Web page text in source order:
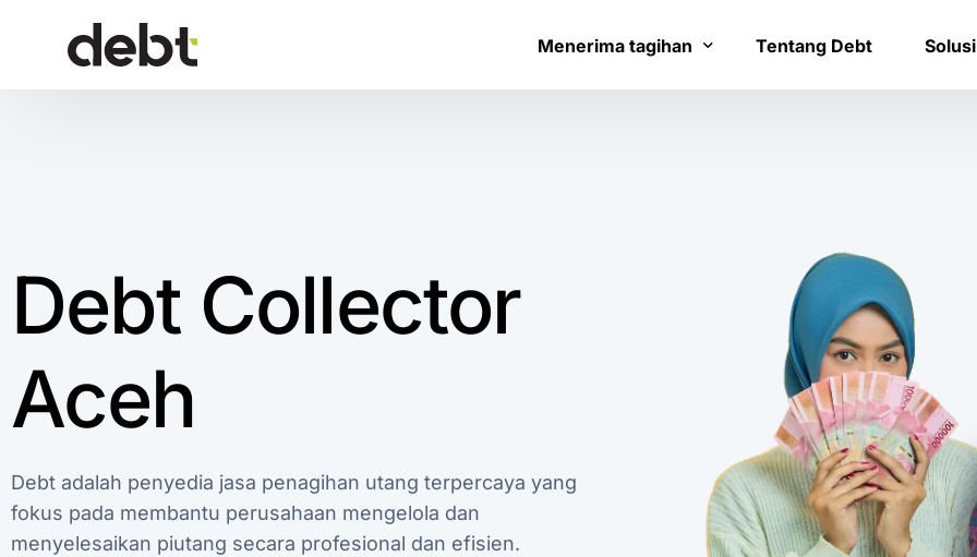
Menerima tagihan Tentang Debt Solusi
Debt Collector
Aceh
Debt adalah penyedia jasa penagihan utang terpercaya yang
fokus pada membantu perusahaan mengelola dan
menyelesaikan piutang secara profesional dan efisien.